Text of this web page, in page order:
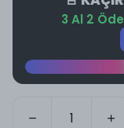
3 Al 2